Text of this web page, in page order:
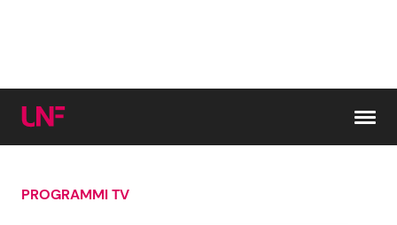
Cerca:
PROGRAMMI TV